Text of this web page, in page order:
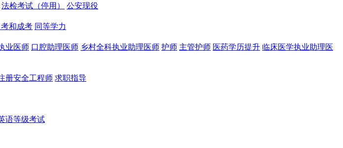
法检考试（停用）
公安现役
考和成考 同等学力
业医师 口腔助理医师 乡村全科执业助理医师 护师 主管护师 医药学历提升 临床医学执业助理医
册安全工程师 求职指导
语等级考试